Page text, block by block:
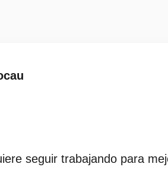
seguir trabajando para